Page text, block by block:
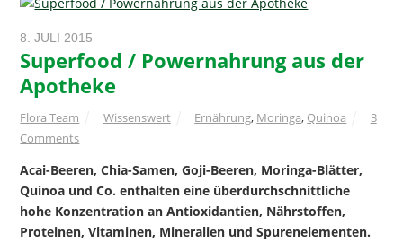
8. JULI 2015
Superfood / Powernahrung aus der
Apotheke
Flora Team Wissenswert Ernährung, Moringa, Quinoa
3
Comments
Acai-Beeren, Chia-Samen, Goji-Beeren, Moringa-Blätter,
Quinoa und Co. enthalten eine überdurchschnittliche
hohe Konzentration an Antioxidantien, Nährstoffen,
Proteinen, Vitaminen, Mineralien und Spurenelementen.